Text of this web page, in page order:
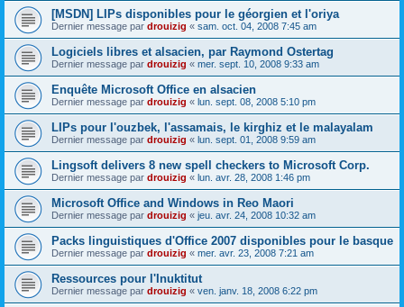
[MSDN] LIPs disponibles pour le géorgien et l'oriya
Dernier message par drouizig « sam. oct. 04, 2008 7:45 am
Logiciels libres et alsacien, par Raymond Ostertag
Dernier message par drouizig « mer. sept. 10, 2008 9:33 am
Enquête Microsoft Office en alsacien
Dernier message par drouizig « lun. sept. 08, 2008 5:10 pm
LIPs pour l'ouzbek, l'assamais, le kirghiz et le malayalam
Dernier message par drouizig « lun. sept. 01, 2008 9:59 am
Lingsoft delivers 8 new spell checkers to Microsoft Corp.
Dernier message par drouizig « lun. avr. 28, 2008 1:46 pm
Microsoft Office and Windows in Reo Maori
Dernier message par drouizig « jeu. avr. 24, 2008 10:32 am
Packs linguistiques d'Office 2007 disponibles pour le basque
Dernier message par drouizig « mer. avr. 23, 2008 7:21 am
Ressources pour l'Inuktitut
Dernier message par drouizig « ven. janv. 18, 2008 6:22 pm